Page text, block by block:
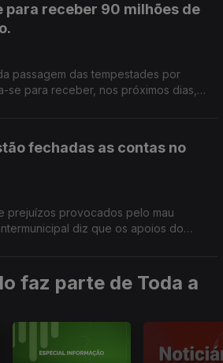
para receber 90 milhões de
passagem das tempestades por
se para receber, nos próximos dias,
fechadas as contas no
prejuízos provocados pelo mau
faz parte de Toda a